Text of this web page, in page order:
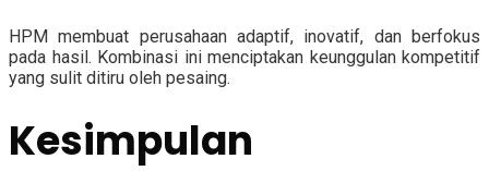
HPM membuat perusahaan adaptif, inovatif, dan berfokus
pada hasil. Kombinasi ini menciptakan keunggulan kompetitif
yang sulit ditiru oleh pesaing.
Kesimpulan